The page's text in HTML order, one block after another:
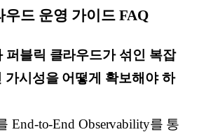
드 운영 가이드 FAQ
퍼블릭 클라우드가 섞인 복잡
가시성을 어떻게 확보해야 하
End-to-End Observability를 통